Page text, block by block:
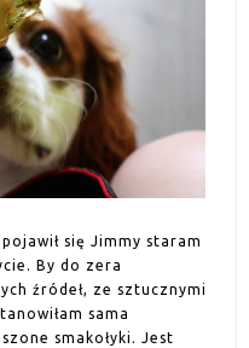
się Jimmy staram
By do zera
źródeł, ze sztucznymi
sama
smakołyki. Jest